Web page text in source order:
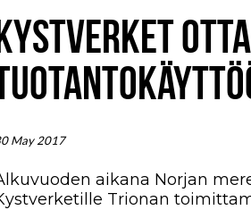
May 2017
aikana Norjan
Trionan